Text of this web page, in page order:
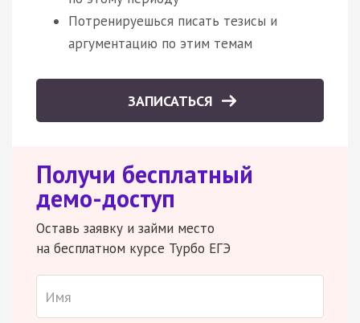
Потренируешься писать тезисы и
аргументацию по этим темам
ЗАПИСАТЬСЯ
Получи бесплатный
демо-доступ
Оставь заявку и займи место
на бесплатном курсе Турбо ЕГЭ